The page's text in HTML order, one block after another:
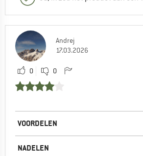
Andrej
17.03.2026
0 0
VOORDELEN
NADELEN